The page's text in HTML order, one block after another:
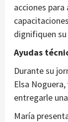
acciones para
dignifiquen
Ayudas
Durante su
Elsa
entregarle
María